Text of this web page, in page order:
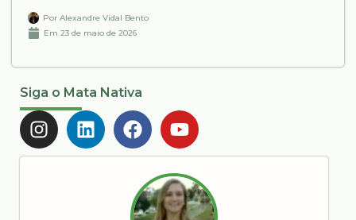
Por Alexandre Vidal Bento
Em 23 de maio de 2026
Siga o Mata Nativa